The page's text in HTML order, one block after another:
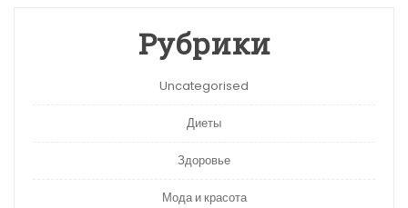
Рубрики
Uncategorised
Диеты
Здоровье
Мода и красота